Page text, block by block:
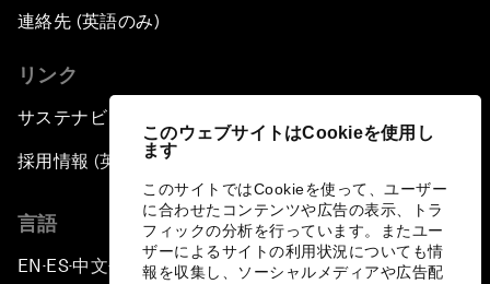
このウェブサイトはCookieを使用し
ます
このサイトではCookieを使って、ユーザー
に合わせたコンテンツや広告の表示、トラ
フィックの分析を行っています。またユー
ザーによるサイトの利用状況についても情
報を収集し、ソーシャルメディアや広告配
連絡先 (英語のみ)
リンク
サステナビリティへの取り組み
採用情報 (英語のみ)
言語
EN ▪ ES▪中文▪ 日本語